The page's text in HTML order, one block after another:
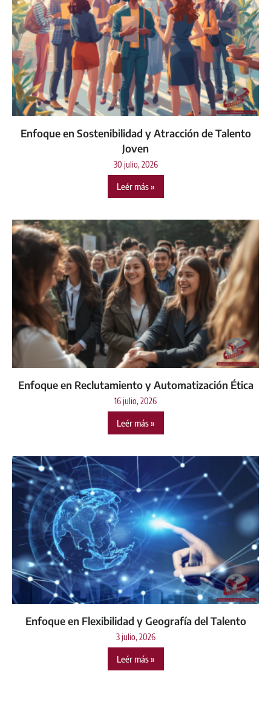
Enfoque en Sostenibilidad y Atracción de Talento
Joven
30 julio, 2026
Leér más »
Enfoque en Reclutamiento y Automatización Ética
16 julio, 2026
Leér más »
Enfoque en Flexibilidad y Geografía del Talento
3 julio, 2026
Leér más »